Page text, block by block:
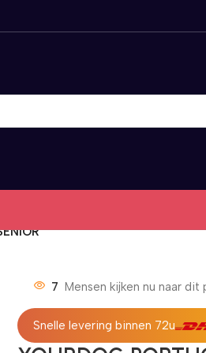
7 Mensen kijken nu naar dit
Snelle levering binnen 72u